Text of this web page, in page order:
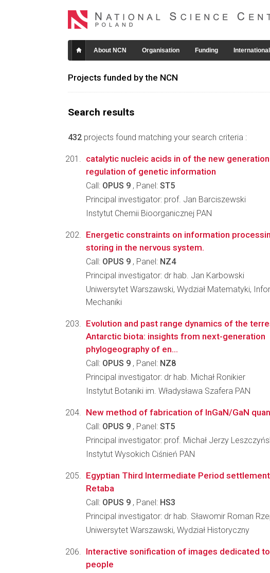
About NCN Organisation Funding
Projects funded by the NCN
Search results
432 projects found matching your search criteria :
catalytic nucleic acids in of the new
regulation of genetic information
Call: OPUS 9 , Panel: ST5
Principal investigator: prof. Jan Barciszewski
Instytut Chemii Bioorganicznej PAN
Energetic constraints on information
storing in the nervous system.
Call: OPUS 9 , Panel: NZ4
Principal investigator: dr hab. Jan Karbowski
Uniwersytet Warszawski, Wydział Matematyki,
Mechaniki
Evolution and past range dynamics of the
Antarctic biota: insights from next-generation
phylogeography of en...
Call: OPUS 9 , Panel: NZ8
Principal investigator: dr hab. Michał Ronikier
Instytut Botaniki im. Władysława Szafera PAN
New method of fabrication of InGaN/GaN
Call: OPUS 9 , Panel: ST5
Principal investigator: prof. Michał Jerzy
Instytut Wysokich Ciśnień PAN
Egyptian Third Intermediate Period
Retaba
Call: OPUS 9 , Panel: HS3
Principal investigator: dr hab. Sławomir Roman
Uniwersytet Warszawski, Wydział Historyczny
Interactive sonification of images dedicated
people